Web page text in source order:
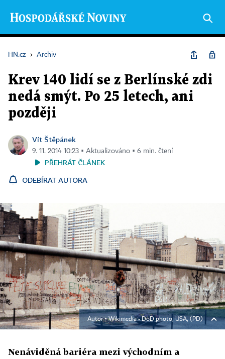
HN.cz › Archiv
Krev 140 lidí se z Berlínské zdi
nedá smýt. Po 25 letech, ani
později
Vít Štěpánek
9. 11. 2014 10:23 ▪ Aktualizováno ▪ 6 min. čtení
PŘEHRÁT ČLÁNEK
ODEBÍRAT AUTORA
Autor ▪Wikimedia - DoD photo, USA, (PD)
Nenáviděná bariéra mezi východním a